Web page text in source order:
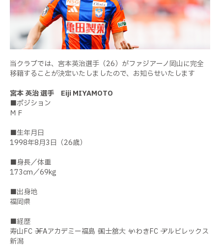
当クラブでは、宮本英治選手（26）がファジアーノ岡山に完全
移籍することが決定いたしましたので、お知らせいたします
宮本 英治 選手 Eiji MIYAMOTO
■ポジション
ＭＦ
■生年月日
1998年8月3日（26歳）
■身長／体重
173cm／69kg
■出身地
福岡県
■経歴
寿山FC → JFAアカデミー福島 → 国士舘大 → いわきFC → アルビレックス
新潟